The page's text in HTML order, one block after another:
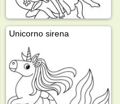
Unicorno sirena